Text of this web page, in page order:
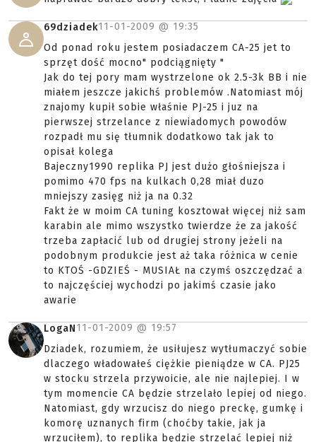
69dziadek11-01-2009 @ 19:35
Od ponad roku jestem posiadaczem CA-25 jet to
sprzęt dość mocno" podciągnięty "
Jak do tej pory mam wystrzelone ok 2.5-3k BB i nie
miałem jeszcze jakichś problemów .Natomiast mój
znajomy kupił sobie właśnie PJ-25 i juz na
pierwszej strzelance z niewiadomych powodów
rozpadł mu się tłumnik dodatkowo tak jak to
opisał kolega
Bajeczny1990 replika PJ jest dużo głośniejsza i
pomimo 470 fps na kulkach 0,28 miał duzo
mniejszy zasięg niż ja na 0.32
Fakt że w moim CA tuning kosztował więcej niż sam
karabin ale mimo wszystko twierdze że za jakość
trzeba zapłacić lub od drugiej strony jeżeli na
podobnym produkcie jest aż taka różnica w cenie
to KTOŚ -GDZIEŚ - MUSIAŁ na czymś oszczędzać a
to najczęściej wychodzi po jakimś czasie jako
awarie
LogaN11-01-2009 @ 19:57
Dziadek, rozumiem, że usiłujesz wytłumaczyć sobie
dlaczego władowałeś ciężkie pieniądze w CA. PJ25
w stocku strzela przywoicie, ale nie najlepiej. I w
tym momencie CA będzie strzelało lepiej od niego.
Natomiast, gdy wrzucisz do niego preckę, gumkę i
komorę uznanych firm (choćby takie, jak ja
wrzuciłem), to replika będzie strzelać lepiej niż